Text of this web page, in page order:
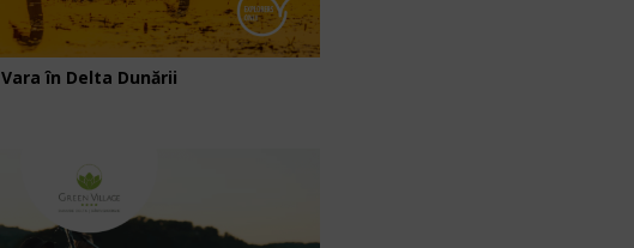
Vara în Delta Dunării